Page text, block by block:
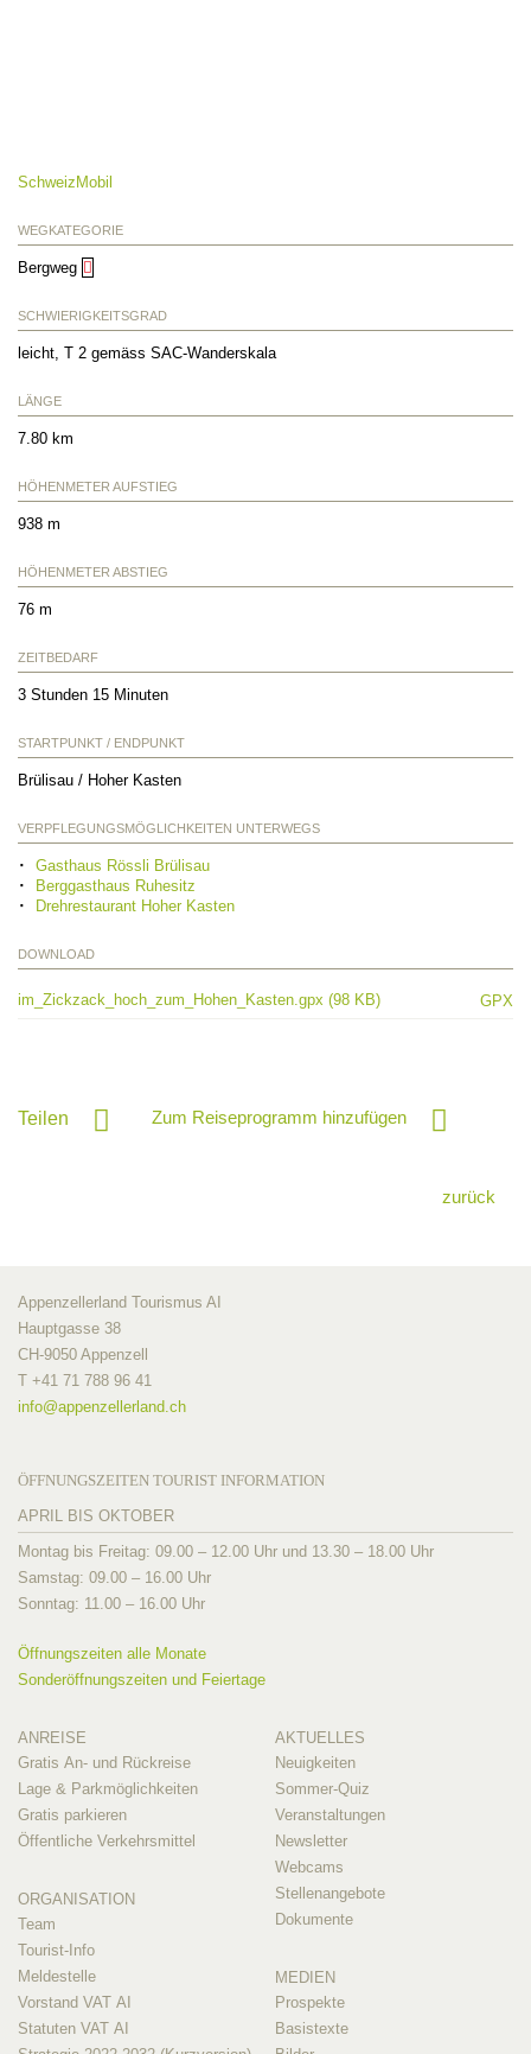
SchweizMobil
WEGKATEGORIE
Bergweg
SCHWIERIGKEITSGRAD
leicht, T 2 gemäss SAC-Wanderskala
LÄNGE
7.80 km
HÖHENMETER AUFSTIEG
938 m
HÖHENMETER ABSTIEG
76 m
ZEITBEDARF
3 Stunden 15 Minuten
STARTPUNKT / ENDPUNKT
Brülisau / Hoher Kasten
VERPFLEGUNGSMÖGLICHKEITEN UNTERWEGS
Gasthaus Rössli Brülisau
Berggasthaus Ruhesitz
Drehrestaurant Hoher Kasten
DOWNLOAD
im_Zickzack_hoch_zum_Hohen_Kasten.gpx (98 KB) GPX
Teilen Zum Reiseprogramm hinzufügen
zurück
Appenzellerland Tourismus AI
Hauptgasse 38
CH-9050 Appenzell
T +41 71 788 96 41
info@appenzellerland.ch
ÖFFNUNGSZEITEN TOURIST INFORMATION
APRIL BIS OKTOBER
Montag bis Freitag: 09.00 – 12.00 Uhr und 13.30 – 18.00 Uhr
Samstag: 09.00 – 16.00 Uhr
Sonntag: 11.00 – 16.00 Uhr
Öffnungszeiten alle Monate
Sonderöffnungszeiten und Feiertage
ANREISE
Gratis An- und Rückreise
Lage & Parkmöglichkeiten
Gratis parkieren
Öffentliche Verkehrsmittel
ORGANISATION
Team
Tourist-Info
Meldestelle
Vorstand VAT AI
Statuten VAT AI
AKTUELLES
Neuigkeiten
Sommer-Quiz
Veranstaltungen
Newsletter
Webcams
Stellenangebote
Dokumente
MEDIEN
Prospekte
Basistexte